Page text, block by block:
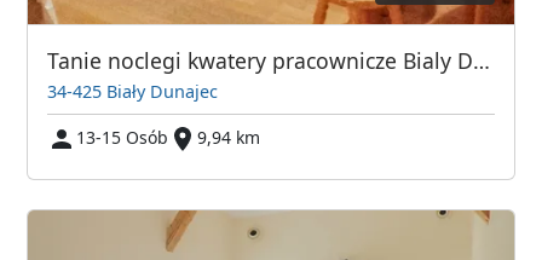
Tanie noclegi kwatery pracownicze Bialy Dunajec
34-425 Biały Dunajec
13-15 Osób
9,94 km